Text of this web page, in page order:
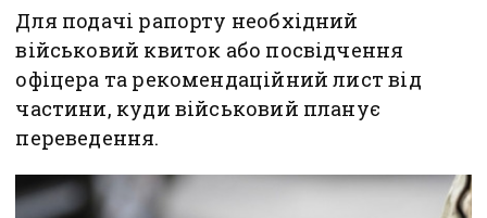
Для подачі рапорту необхідний
військовий квиток або посвідчення
офіцера та рекомендаційний лист від
частини, куди військовий планує
переведення.